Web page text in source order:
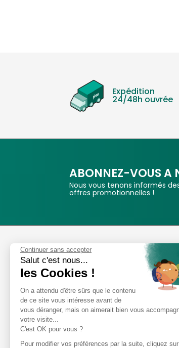
Expédition
24/48h ouvrée
ABONNEZ-VOUS A
Nous vous tenons informés
offres promotionnelles !
Phox
Spécialiste de l'image
Suivez-nous
Avis clients
8,2/10 Avis vérifiés
Continuer sans accepter
Salut c'est nous...
les Cookies !
On a attendu d'être sûrs que le contenu
de ce site vous intéresse avant de
vous déranger, mais on aimerait bien vous
votre visite...
C'est OK pour vous ?
Pour modifier vos préférences par la suite, cliquez